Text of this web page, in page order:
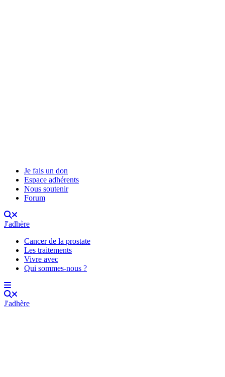
Je fais un don
Espace adhérents
Nous soutenir
Forum
J'adhère
Cancer de la prostate
Les traitements
Vivre avec
Qui sommes-nous ?
J'adhère